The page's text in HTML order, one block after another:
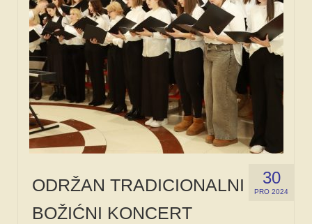
30
PRO 2024
ODRŽAN TRADICIONALNI
BOŽIĆNI KONCERT